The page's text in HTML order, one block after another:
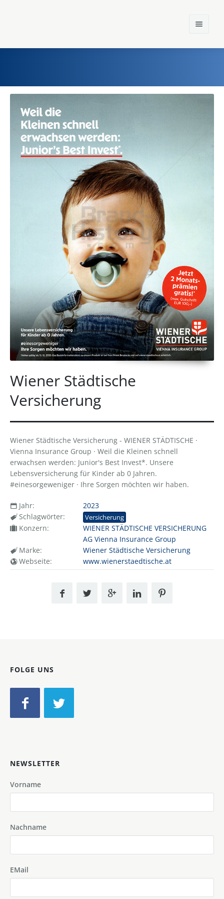
Home
Einst und Heute
Marken
Wiener Städtische
Versicherung
Wiener Städtische Versicherung - WIENER STÄDTISCHE ·
Vienna Insurance Group · Weil die Kleinen schnell
erwachsen werden: Junior's Best Invest*. Unsere
Lebensversicherung für Kinder ab 0 Jahren.
#einesorgeweniger · Ihre Sorgen möchten wir haben.
Jahr:
2023
Schlagwörter:
Versicherung
Konzern:
WIENER STÄDTISCHE VERSICHERUNG
AG Vienna Insurance Group
Marke:
Wiener Städtische Versicherung
Webseite:
www.wienerstaedtische.at
FOLGE UNS
NEWSLETTER
Vorname
Nachname
EMail